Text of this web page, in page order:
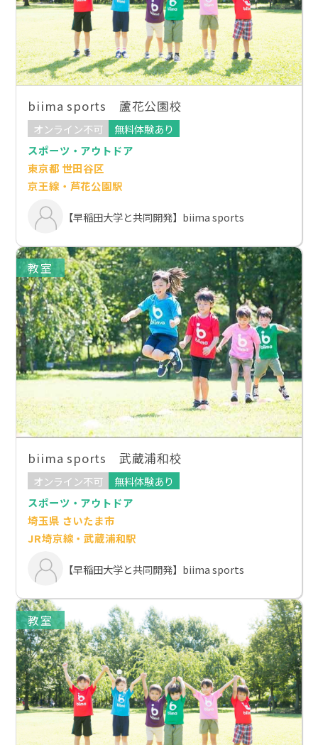
biima sports 蘆花公園校
オンライン不可
無料体験あり
スポーツ・アウトドア
東京都 世田谷区
京王線・芦花公園駅
【早稲田大学と共同開発】biima sports
教室
biima sports 武蔵浦和校
オンライン不可
無料体験あり
スポーツ・アウトドア
埼玉県 さいたま市
JR埼京線・武蔵浦和駅
【早稲田大学と共同開発】biima sports
教室